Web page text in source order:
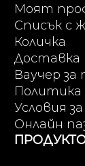
Моят
Списък с
Количка
Доставка
Ваучер за
Политика
Условия
Онлайн